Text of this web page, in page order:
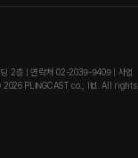
딩 2층 | 연락처 02-2039-9409 | 사업
2026 PLINGCAST co., ltd. All rights